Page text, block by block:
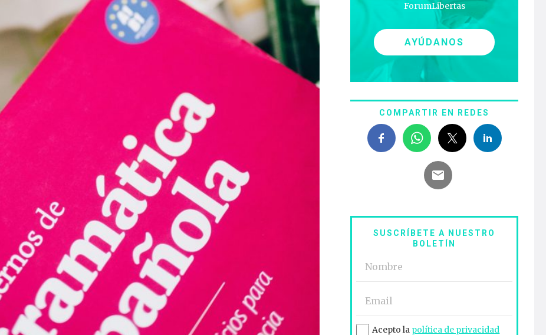
ForumLibertas
AYÚDANOS
COMPARTIR EN REDES
SUSCRÍBETE A NUESTRO
BOLETÍN
Acepto la política de privacidad